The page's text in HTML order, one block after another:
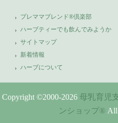
プレママブレンド®倶楽部
ハーブティーでも飲んでみようか
サイトマップ
新着情報
ハーブについて
Copyright ©2000-2026 母乳育児
ンショップ® All